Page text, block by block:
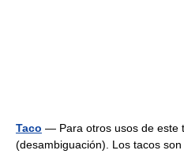
Taco — Para otros usos de este
(desambiguación). Los tacos